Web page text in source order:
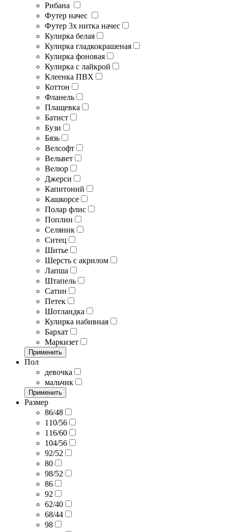
Рибана
Футер начес
Футер 3х нитка начес
Кулирка белая
Кулирка гладкокрашеная
Кулирка фоновая
Кулирка с лайкрой
Клеенка ПВХ
Коттон
Фланель
Плащевка
Батист
Бузи
Бязь
Велсофт
Вельвет
Велюр
Джерси
Капитоний
Кашкорсе
Полар флис
Поплин
Селяник
Ситец
Шитье
Шерсть с акрилом
Лапша
Штапель
Сатин
Петек
Шотландка
Кулирка набивная
Бархат
Маркизет
Применить
Пол
девочка
мальчик
Применить
Размер
86/48
110/56
116/60
104/56
92/52
80
98/52
86
92
62/40
68/44
98